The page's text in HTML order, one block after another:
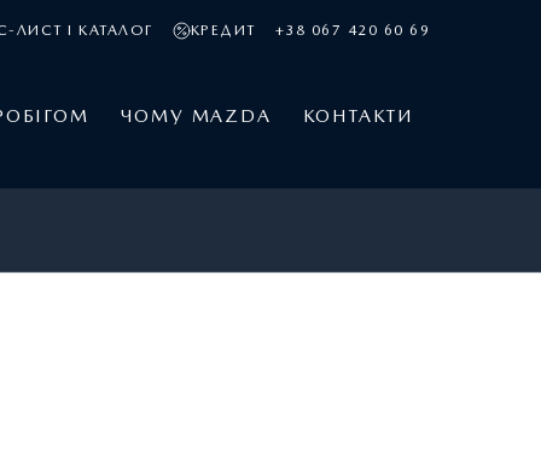
ЛИСТ І КАТАЛОГ КРЕДИТ +38 067 420 60 69
ЧОМУ MAZDA КОНТАКТИ